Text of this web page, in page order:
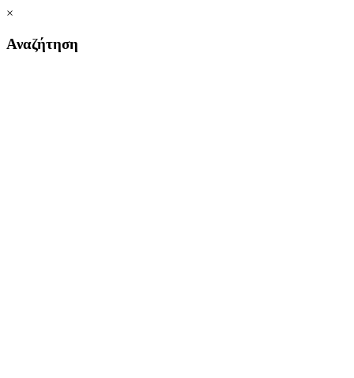
×
Αναζήτηση